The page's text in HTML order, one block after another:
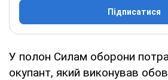
Підписатися
У полон Силам оборони
окупант, який виконував